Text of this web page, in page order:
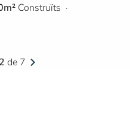
Construïts
2 de 7